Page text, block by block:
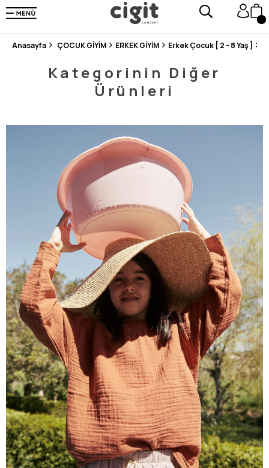
250.000'DEN FAZLA DEĞERLENDİRMEDE 5 ÜZERİNDEN 4.8 PUAN ALDI ⭐⭐⭐⭐⭐
3 MİLYONDAN FAZLA MUTLU MÜŞTERİ ❤️ 10 MİLYON ÜRÜN
Anasayfa ÇOCUK GİYİM ERKEK GİYİM Erkek Çocuk [ 2 - 8 Yaş ]
Kategorinin Diğer
Ürünleri